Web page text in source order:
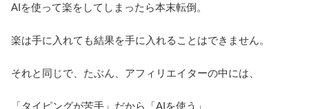
AIを使って楽をしてしまったら本末転倒。
楽は手に入れても結果を手に入れることはできません。
それと同じで、たぶん、アフィリエイターの中には、
「タイピングが苦手」だから「AIを使う」